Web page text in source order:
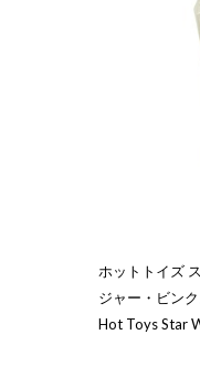
ホットトイズ
ジャー・ビン
Hot Toys Star